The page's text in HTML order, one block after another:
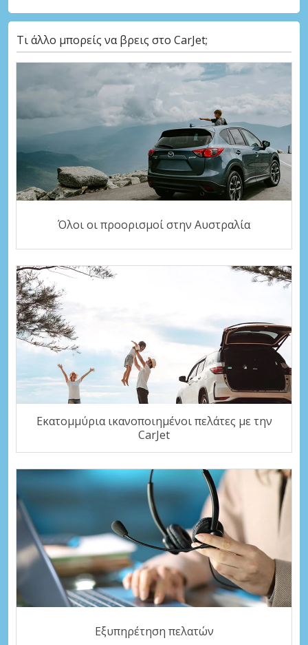
Τι άλλο μπορείς να βρεις στο CarJet;
Όλοι οι προορισμοί στην Αυστραλία
Εκατομμύρια ικανοποιημένοι πελάτες με την
CarJet
Εξυπηρέτηση πελατών